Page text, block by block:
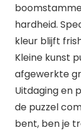
hardheid.
kleur blijft
Kleine kunst
afgewerkte
Uitdaging en
de puzzel
bent, ben je